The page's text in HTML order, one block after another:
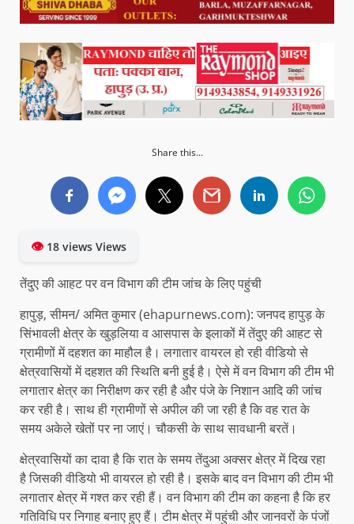
Share this...
👁18 views Views
तेंदुए की आहट पर वन विभाग की टीम जांच के लिए पहुंची
हापुड़, सीमन/ अमित कुमार (ehapurnews.com): जनपद हापुड़ के
सिंभावली क्षेत्र के खुड़लिया व आसपास के इलाकों में तेंदुए की आहट से
ग्रामीणों में दहशत का माहौल है। लगातार वायरल हो रही वीडियो से
क्षेत्रवासियों में दहशत की स्थिति बनी हुई है। ऐसे में वन विभाग की टीम भी
लगातार क्षेत्र का निरीक्षण कर रही है और पंजे के निशान आदि की जांच
कर रही है। साथ ही ग्रामीणों से अपील की जा रही है कि वह रात के
समय अकेले खेतों पर ना जाएं। चौकसी के साथ सावधानी बरतें।
क्षेत्रवासियों का दावा है कि रात के समय तेंदुआ अक्सर क्षेत्र में दिख रहा
है जिसकी वीडियो भी वायरल हो रही है। इसके बाद वन विभाग की टीम भी
लगातार क्षेत्र में गश्त कर रही हैं। वन विभाग की टीम का कहना है कि हर
गतिविधि पर निगाह बनाए हुए हैं। टीम क्षेत्र में पहुंची और जानवरों के पंजों